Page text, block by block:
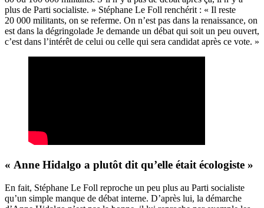
plus de Parti socialiste. » Stéphane Le Foll renchérit : « Il reste
20 000 militants, on se referme. On n’est pas dans la renaissance, on
est dans la dégringolade Je demande un débat qui soit un peu ouvert,
c’est dans l’intérêt de celui ou celle qui sera candidat après ce vote. »
« Anne Hidalgo a plutôt dit qu’elle était écologiste »
En fait, Stéphane Le Foll reproche un peu plus au Parti socialiste
qu’un simple manque de débat interne. D’après lui, la démarche